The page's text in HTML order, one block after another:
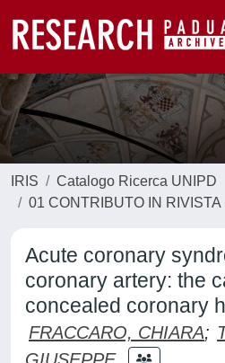
IRIS
Catalogo Ricerca UNIPD
01 CONTRIBUTO IN RIVISTA
Acute coronary
coronary artery: the
concealed coronary
FRACCARO, CHIARA;